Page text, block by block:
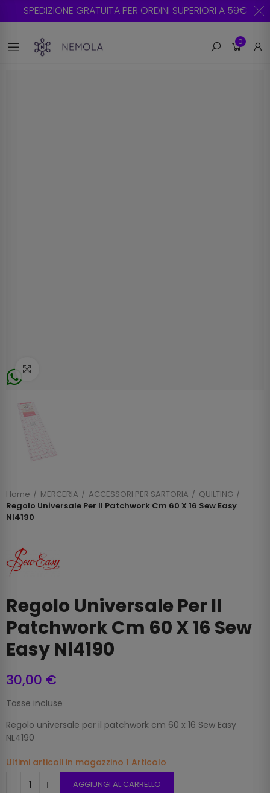
SPEDIZIONE GRATUITA PER ORDINI SUPERIORI A 59€
0
Home MERCERIA ACCESSORI PER SARTORIA
QUILTING
Regolo Universale Per Il Patchwork Cm 60 X 16 Sew Easy
Nl4190
Regolo Universale Per Il
Patchwork Cm 60 X 16 Sew
Easy Nl4190
30,00 €
Tasse incluse
Regolo universale per il patchwork cm 60 x 16 Sew Easy
NL4190
Ultimi articoli in magazzino 1 Articolo
AGGIUNGI AL CARRELLO